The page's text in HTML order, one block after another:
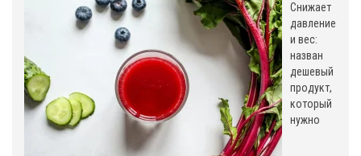
Снижает
давление
и вес:
назван
дешевый
продукт,
который
нужно